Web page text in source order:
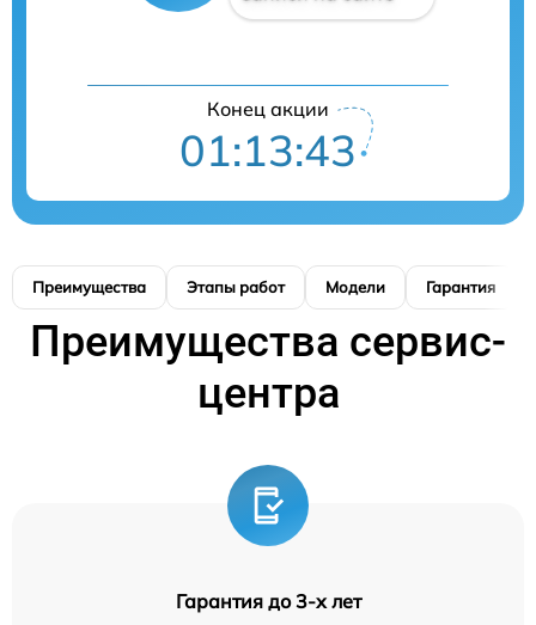
Конец акции
01:13:42
Преимущества Этапы работ Модели Гарантия
Преимущества сервис-
центра
Гарантия до 3-х лет